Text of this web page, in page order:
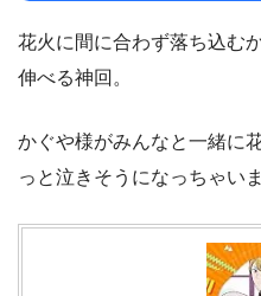
花火に間に合わず落ち込む
伸べる神回。
かぐや様がみんなと一緒に
っと泣きそうになっちゃい